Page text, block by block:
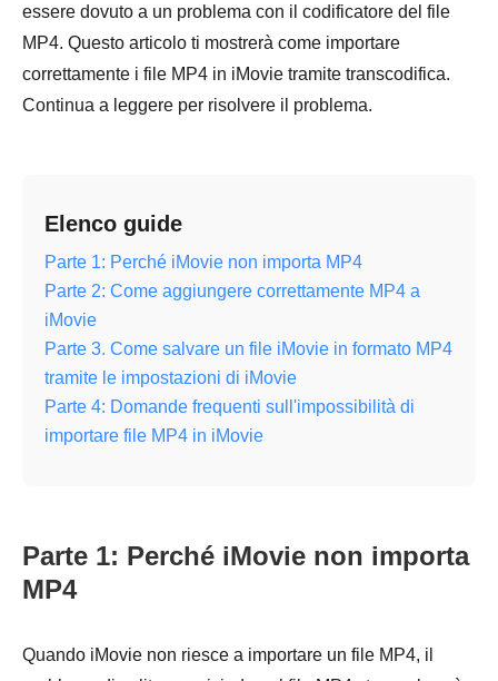
essere dovuto a un problema con il codificatore del file
MP4. Questo articolo ti mostrerà come importare
correttamente i file MP4 in iMovie tramite transcodifica.
Continua a leggere per risolvere il problema.
Elenco guide
Parte 1: Perché iMovie non importa MP4
Parte 2: Come aggiungere correttamente MP4 a
iMovie
Parte 3. Come salvare un file iMovie in formato MP4
tramite le impostazioni di iMovie
Parte 4: Domande frequenti sull'impossibilità di
importare file MP4 in iMovie
Parte 1: Perché iMovie non importa
MP4
Quando iMovie non riesce a importare un file MP4, il